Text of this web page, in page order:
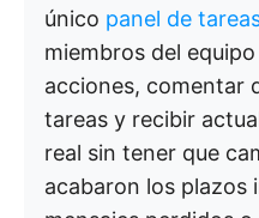
único panel de
miembros del
acciones, comentar
tareas y recibir
real sin tener que
acabaron los plazos